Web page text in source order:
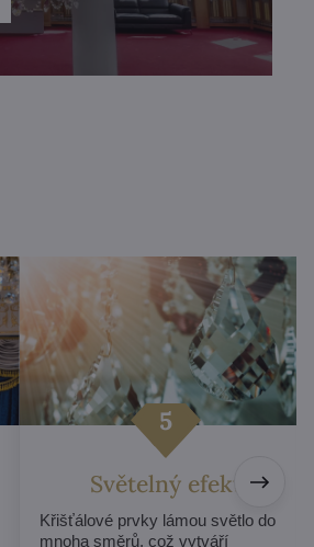
Světelný efekt
Křišťálové prvky lámou světlo do
mnoha směrů, což vytváří